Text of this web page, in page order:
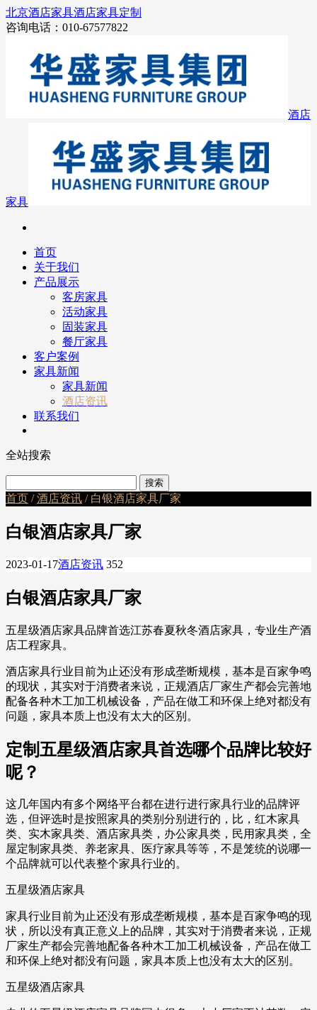
北京酒店家具酒店家具定制
咨询电话：010-67577822
酒店
家具
首页
关于我们
产品展示
客房家具
活动家具
固装家具
餐厅家具
客户案例
家具新闻
家具新闻
酒店资讯
联系我们
全站搜索
首页 /酒店资讯 / 白银酒店家具厂家
白银酒店家具厂家
2023-01-17酒店资讯 352
白银酒店家具厂家
五星级酒店家具品牌首选江苏春夏秋冬酒店家具，专业生产酒
店工程家具。
酒店家具行业目前为止还没有形成垄断规模，基本是百家争鸣
的现状，其实对于消费者来说，正规酒店厂家生产都会完善地
配备各种木工加工机械设备，产品在做工和环保上绝对都没有
问题，家具本质上也没有太大的区别。
定制五星级酒店家具首选哪个品牌比较好
呢？
这几年国内有多个网络平台都在进行进行家具行业的品牌评
选，但评选时是按照家具的类别分别进行的，比，红木家具
类、实木家具类、酒店家具类，办公家具类，民用家具类，全
屋定制家具类、养老家具、医疗家具等等，不是笼统的说哪一
个品牌就可以代表整个家具行业的。
五星级酒店家具
家具行业目前为止还没有形成垄断规模，基本是百家争鸣的现
状，所以没有真正意义上的品牌，其实对于消费者来说，正规
厂家生产都会完善地配备各种木工加工机械设备，产品在做工
和环保上绝对都没有问题，家具本质上也没有太大的区别。
五星级酒店家具